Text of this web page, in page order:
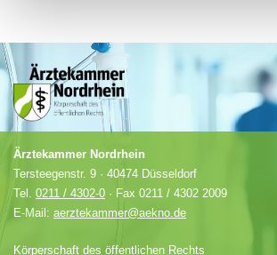
Ärztekammer Nordrhein
Tersteegenstr. 9 · 40474 Düsseldorf
Tel. 0211 / 4302-0 · Fax 0211 / 4302 2009
E-Mail: aerztekammer@aekno.de
Körperschaft des öffentlichen Rechts